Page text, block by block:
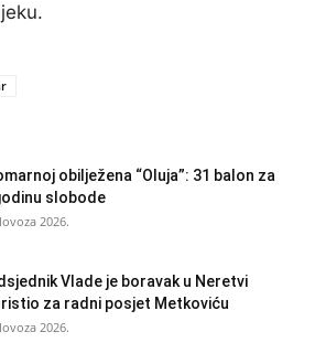
obilježena “Oluja”: 31 balon za
slobode
2026.
Vlade je boravak u Neretvi
za radni posjet Metkoviću
2026.